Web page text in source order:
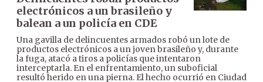
electrónicos a un brasileño y
balean a un policía en CDE
Una gavilla de delincuentes armados robó un lote de
productos electrónicos a un joven brasileño y, durante
la fuga, atacó a tiros a policías que intentaron
interceptarla. En el enfrentamiento, un suboficial
resultó herido en una pierna. El hecho ocurrió en Ciudad